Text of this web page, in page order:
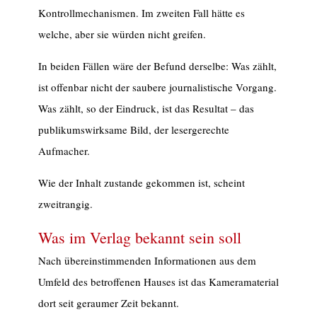
Kontrollmechanismen. Im zweiten Fall hätte es
welche, aber sie würden nicht greifen.
In beiden Fällen wäre der Befund derselbe: Was zählt,
ist offenbar nicht der saubere journalistische Vorgang.
Was zählt, so der Eindruck, ist das Resultat – das
publikumswirksame Bild, der lesergerechte
Aufmacher.
Wie der Inhalt zustande gekommen ist, scheint
zweitrangig.
Was im Verlag bekannt sein soll
Nach übereinstimmenden Informationen aus dem
Umfeld des betroffenen Hauses ist das Kameramaterial
dort seit geraumer Zeit bekannt.